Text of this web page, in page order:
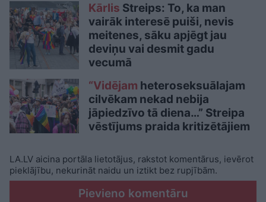
Kārlis Streips: To, ka man
vairāk interesē puiši, nevis
meitenes, sāku apjēgt jau
deviņu vai desmit gadu
vecumā
“Vidējam heteroseksuālajam
cilvēkam nekad nebija
jāpiedzīvo tā diena…” Streipa
vēstījums praida kritizētājiem
LA.LV aicina portāla lietotājus, rakstot komentārus, ievērot
pieklājību, nekurināt naidu un iztikt bez rupjībām.
Pievieno komentāru